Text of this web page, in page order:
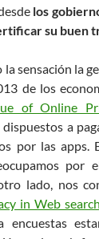
los
su buen
sensación la
de los
of Online
a
por las apps.
por
lado, nos
in Web
encuestas